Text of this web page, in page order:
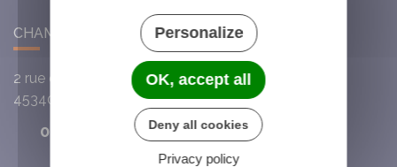
CHAMBON-LA-FÔRET
2 rue du Cardinal de la Luzerne
45340
Chambon-la-Fôret
02 38 32 28 55
Personalize
OK, accept all
Deny all cookies
Privacy policy